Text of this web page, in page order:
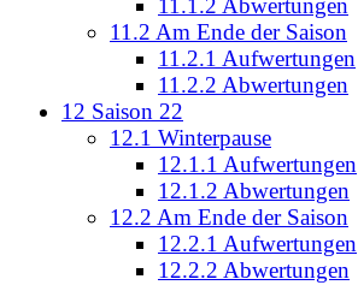
11.1.2 Abwertungen
11.2 Am Ende der Saison
11.2.1 Aufwertungen
11.2.2 Abwertungen
12 Saison 22
12.1 Winterpause
12.1.1 Aufwertungen
12.1.2 Abwertungen
12.2 Am Ende der Saison
12.2.1 Aufwertungen
12.2.2 Abwertungen